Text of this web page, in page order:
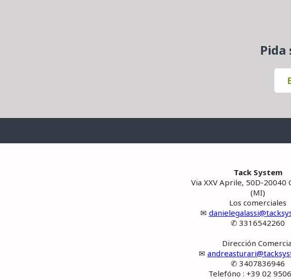
Tack System
Via XXV Aprile, 50D-20040
(MI)
Los comerciales
✉
✆ 3316542260
Dirección
✉
✆ 3407836946
Telefóno : +39 02